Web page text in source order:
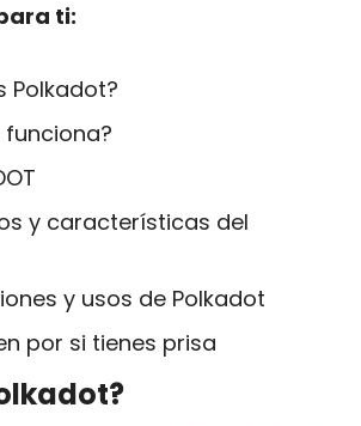
ti:
Polkadot?
y características del
y usos de Polkadot
por si tienes prisa